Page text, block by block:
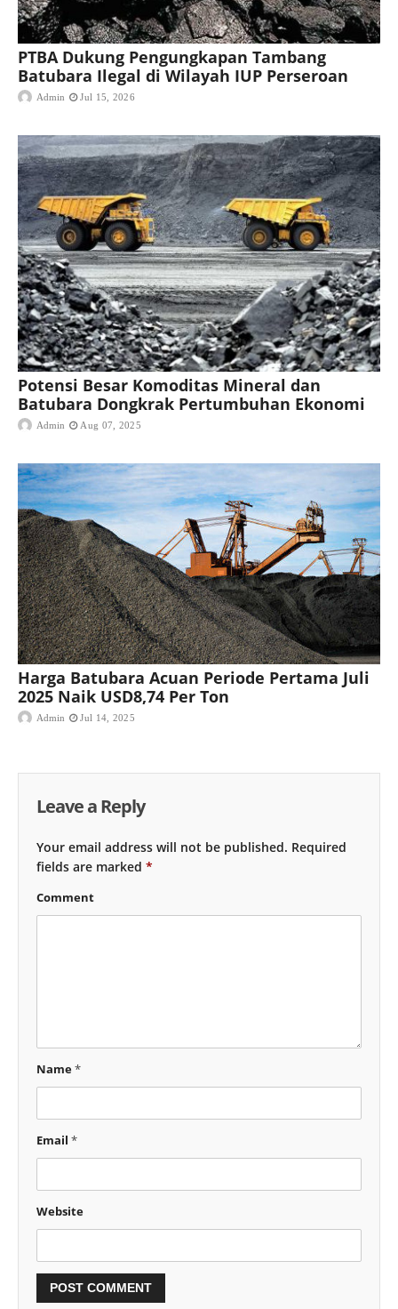
PTBA Dukung Pengungkapan Tambang
Batubara Ilegal di Wilayah IUP Perseroan
Admin Jul 15, 2026
Potensi Besar Komoditas Mineral dan
Batubara Dongkrak Pertumbuhan Ekonomi
Admin Aug 07, 2025
Harga Batubara Acuan Periode Pertama Juli
2025 Naik USD8,74 Per Ton
Admin Jul 14, 2025
Leave a Reply
Your email address will not be published. Required
fields are marked *
Comment
Name*
Email *
Website